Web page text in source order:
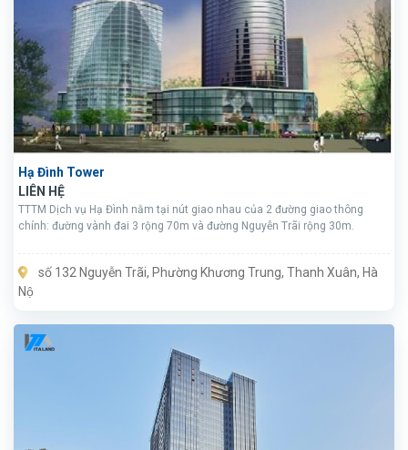
Hạ Đình Tower
LIÊN HỆ
TTTM Dịch vụ Hạ Đình nằm tại nút giao nhau của 2 đường giao thông
chính: đường vành đai 3 rộng 70m và đường Nguyễn Trãi rộng 30m.
số 132 Nguyễn Trãi, Phường Khương Trung, Thanh Xuân, Hà
Nộ